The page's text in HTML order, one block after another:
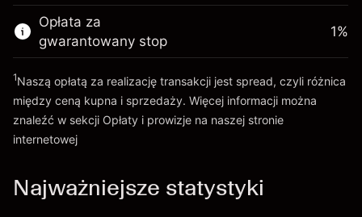
Idź do platformy
pozycji
Rozmiar transakcji z dźwignią ~
Środki z dźwigni ~
$4,000.00
Idź do platformy
Opłata za
gwarantowany stop
Opłaty i Prowizje
1%
1Naszą opłatą za realizację transakcji jest spread, czyli różnica
między ceną kupna i sprzedaży. Więcej informacji można
znaleźć w sekcji Opłaty i prowizje na naszej stronie
internetowej
Najważniejsze statystyki